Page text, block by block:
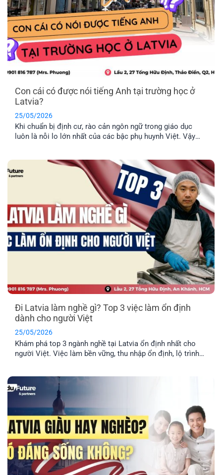
Con cái có được nói tiếng Anh tại trường học ở
Latvia?
25/05/2026
Khi chuẩn bị định cư, rào cản ngôn ngữ trong giáo dục
luôn là nỗi lo lớn nhất của các bậc phụ huynh Việt. Vậy
địa phương? EFP sẽ giải đáp [...]
Đi Latvia làm nghề gì? Top 3 việc làm ổn định
dành cho người Việt
25/05/2026
Khám phá top 3 ngành nghề tại Latvia ổn định nhất cho
người Việt. Việc làm bền vững, thu nhập ổn định, lộ trình